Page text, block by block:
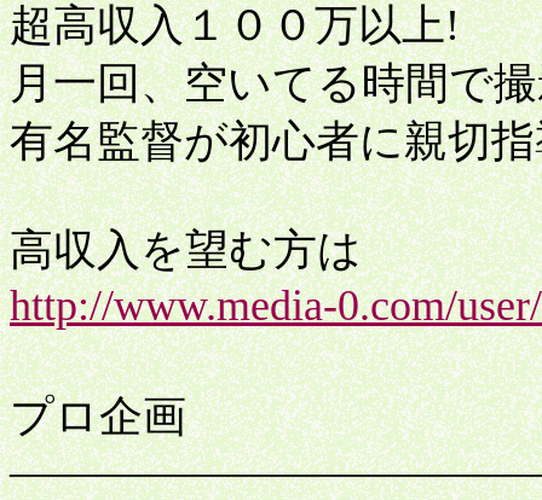
超高収入１００万以上!
月一回、空いてる時間で
有名監督が初心者に親切
高収入を望む方は
http://www.media-0.com/
プロ企画